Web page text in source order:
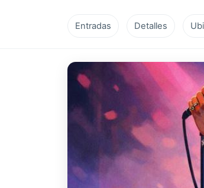
Entradas Detalles